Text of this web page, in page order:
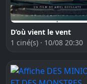
D’où vient le vent
1 ciné(s) · 10/08 20:30